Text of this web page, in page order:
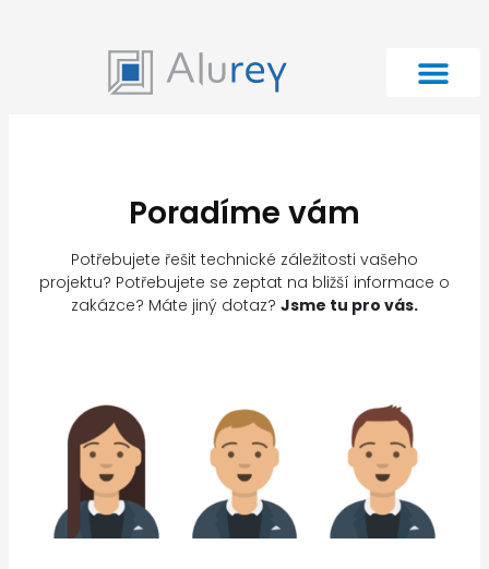
Poradíme vám
Potřebujete řešit technické záležitosti vašeho
projektu? Potřebujete se zeptat na bližší informace o
zakázce? Máte jiný dotaz? Jsme tu pro vás.